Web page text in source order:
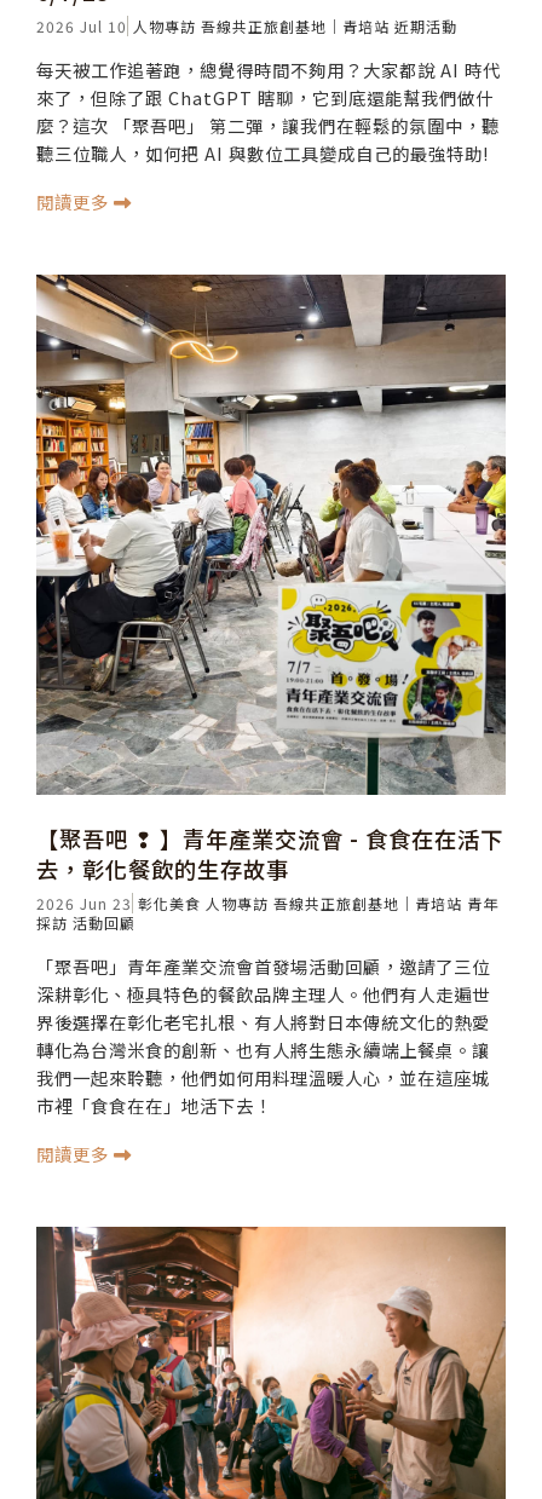
2026 Jul 10 人物專訪 吾線共正旅創基地｜青培站 近期活動
每天被工作追著跑，總覺得時間不夠用？大家都說 AI 時代
來了，但除了跟 ChatGPT 瞎聊，它到底還能幫我們做什
麼？這次 「聚吾吧」 第二彈，讓我們在輕鬆的氛圍中，聽
聽三位職人，如何把 AI 與數位工具變成自己的最強特助!
閱讀更多
【聚吾吧 ❢ 】青年產業交流會 - 食食在在活下
去，彰化餐飲的生存故事
2026 Jun 23 彰化美食 人物專訪 吾線共正旅創基地｜青培站 青年
採訪 活動回顧
「聚吾吧」青年產業交流會首發場活動回顧，邀請了三位
深耕彰化、極具特色的餐飲品牌主理人。他們有人走遍世
界後選擇在彰化老宅扎根、有人將對日本傳統文化的熱愛
轉化為台灣米食的創新、也有人將生態永續端上餐桌。讓
我們一起來聆聽，他們如何用料理溫暖人心，並在這座城
市裡「食食在在」地活下去！
閱讀更多